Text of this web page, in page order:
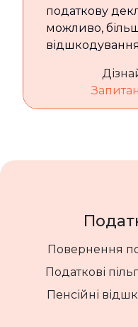
податкову
можливо,
Повернення
Податкові
Пенсійні